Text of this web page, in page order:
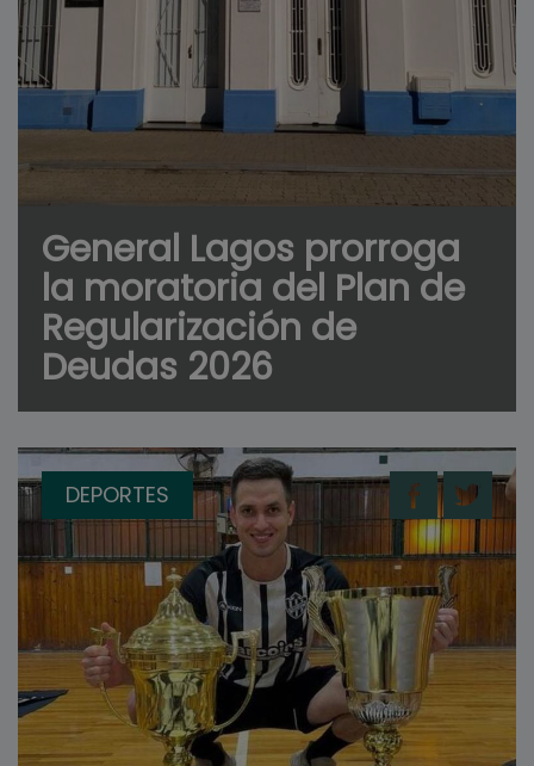
General Lagos prorroga
la moratoria del Plan de
Regularización de
Deudas 2026
DEPORTES